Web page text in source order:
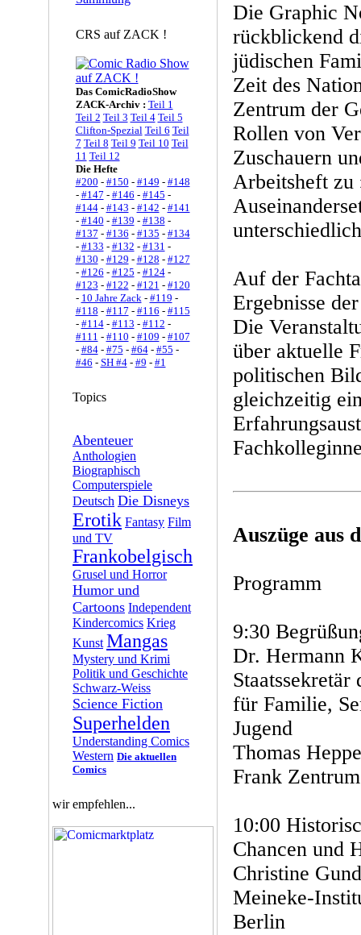
CRS auf ZACK !
Das ComicRadioShow
ZACK-Archiv : Teil 1
Teil 2 Teil 3 Teil 4 Teil 5
Clifton-Spezial Teil 6 Teil
7 Teil 8 Teil 9 Teil 10 Teil
11 Teil 12
Die Hefte
#200 - #150 - #149 - #148
- #147 - #146 - #145 -
#144- #143 - #142 - #141
- #140 - #139 - #138 -
#137 - #136 - #135 - #134
- #133 - #132 - #131 -
#130 - #129 - #128 - #127
- #126 - #125 - #124-
#123 - #122 - #121 - #120
- 10 Jahre Zack- #119 -
#118 - #117 - #116 - #115
- #114- #113 - #112 -
#111 - #110 - #109 - #107
- #84- #75 - #64- #55 -
#46 - SH #4- #9 - #1
Topics
Abenteuer
Anthologien
Biographisch
Computerspiele
Deutsch Die Disneys
Erotik Fantasy Film
und TV
Frankobelgisch
Grusel und Horror
Humor und
Cartoons Independent
Kindercomics Krieg
Kunst Mangas
Mystery und Krimi
Politik und Geschichte
Schwarz-Weiss
Science Fiction
Superhelden
Understanding Comics
Western Die aktuellen
Comics
wir empfehlen...
Die Graphic
rückblickend
jüdischen
Zeit des
Zentrum der
Rollen von
Zuschauern
Arbeitsheft zu
Auf der
Ergebnisse
Die
über aktuelle
politischen
gleichzeitig
Auszüge aus
Programm
9:30
Dr. Hermann
Staatssekretär
für Familie,
Jugend
Thomas
Frank
10:00
Chancen und
Christine
Meineke-
Berlin